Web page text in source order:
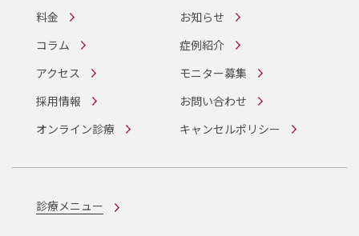
料金
お知らせ
コラム
症例紹介
アクセス
モニター募集
採用情報
お問い合わせ
オンライン診療
キャンセルポリシー
診療メニュー